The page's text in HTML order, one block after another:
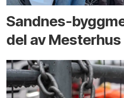
Sandnes-
del av Mesterhus